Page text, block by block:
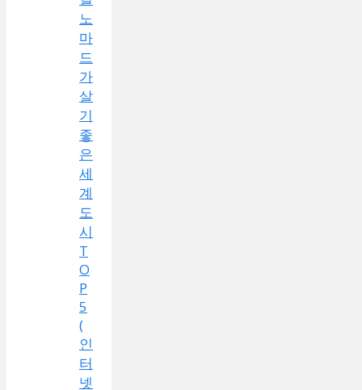
노
마
드
가
살
기
좋
은
세
계
도
시
T
O
P
5
(
인
터
넷